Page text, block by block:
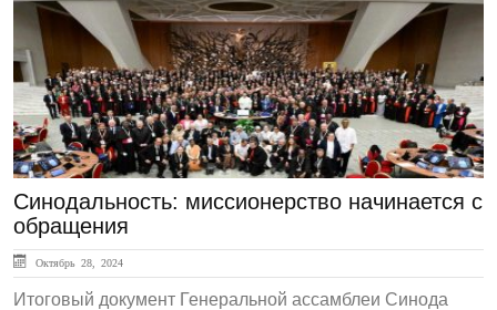
Актуально
Синодальность: миссионерство начинается с
обращения
Октябрь 28, 2024
Итоговый документ Генеральной ассамблеи Синода